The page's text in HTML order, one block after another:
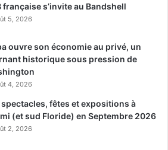
française s’invite au Bandshell
5, 2026
ouvre son économie au privé, un
historique sous pression de
4, 2026
spectacles, fêtes et expositions à
(et sud Floride) en Septembre 2026
2, 2026